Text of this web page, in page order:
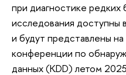
при диагностике редких
исследования доступны
и будут представлены
конференции по
данных (KDD) летом